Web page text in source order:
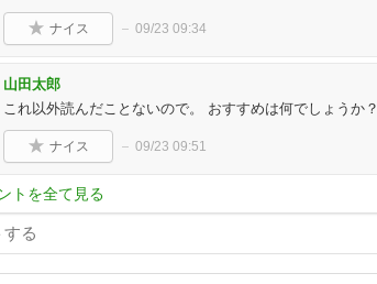
ナイス 09/23 09:34
山田太郎
これ以外読んだことないので。 おすすめは何でしょうか？
ナイス 09/23 09:51
トを全て見る